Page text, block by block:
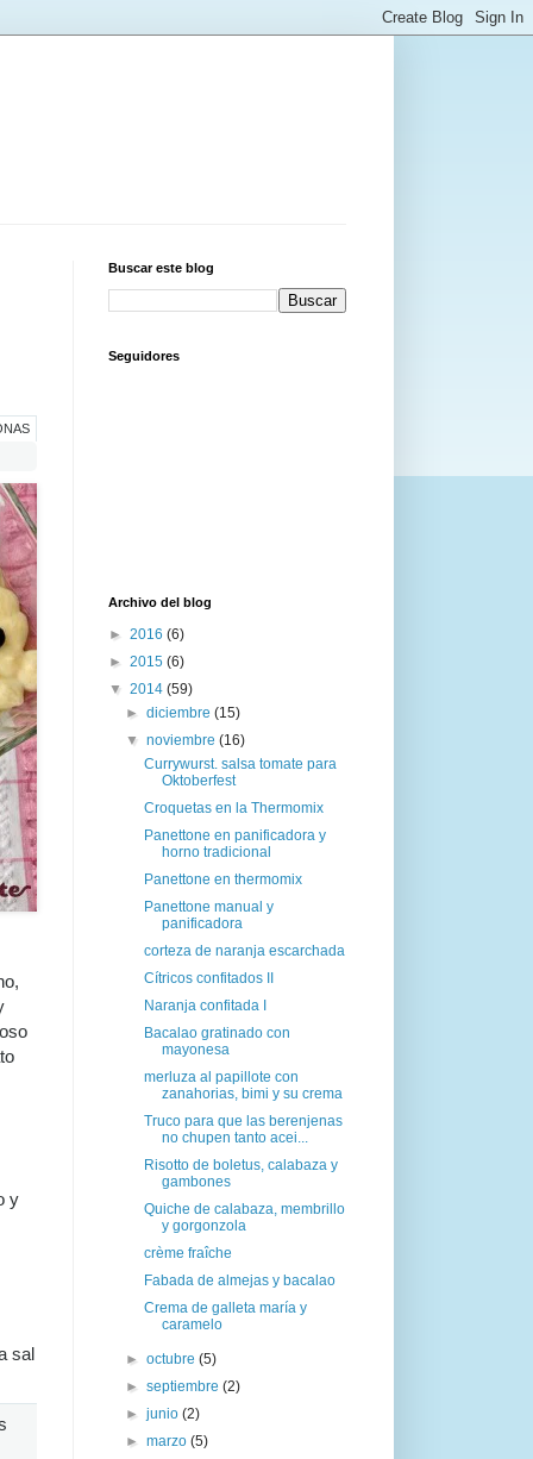
y
sal
Buscar este blog
Seguidores
Archivo del blog
► 2016 (6)
► 2015 (6)
▼ 2014 (59)
►diciembre(15)
▼noviembre(16)
Currywurst. salsa tomate para
Oktoberfest
Croquetas en la Thermomix
Panettone en panificadora y
horno tradicional
Panettone en thermomix
Panettone manual y
panificadora
corteza de naranja escarchada
Cítricos confitados II
Naranja confitada I
Bacalao gratinado con
mayonesa
merluza al papillote con
zanahorias, bimi y su crema
Truco para que las berenjenas
no chupen tanto acei...
Risotto de boletus, calabaza y
gambones
Quiche de calabaza, membrillo
y gorgonzola
crème fraîche
Fabada de almejas y bacalao
Crema de galleta maría y
caramelo
►octubre(5)
►septiembre(2)
►junio(2)
►marzo(5)